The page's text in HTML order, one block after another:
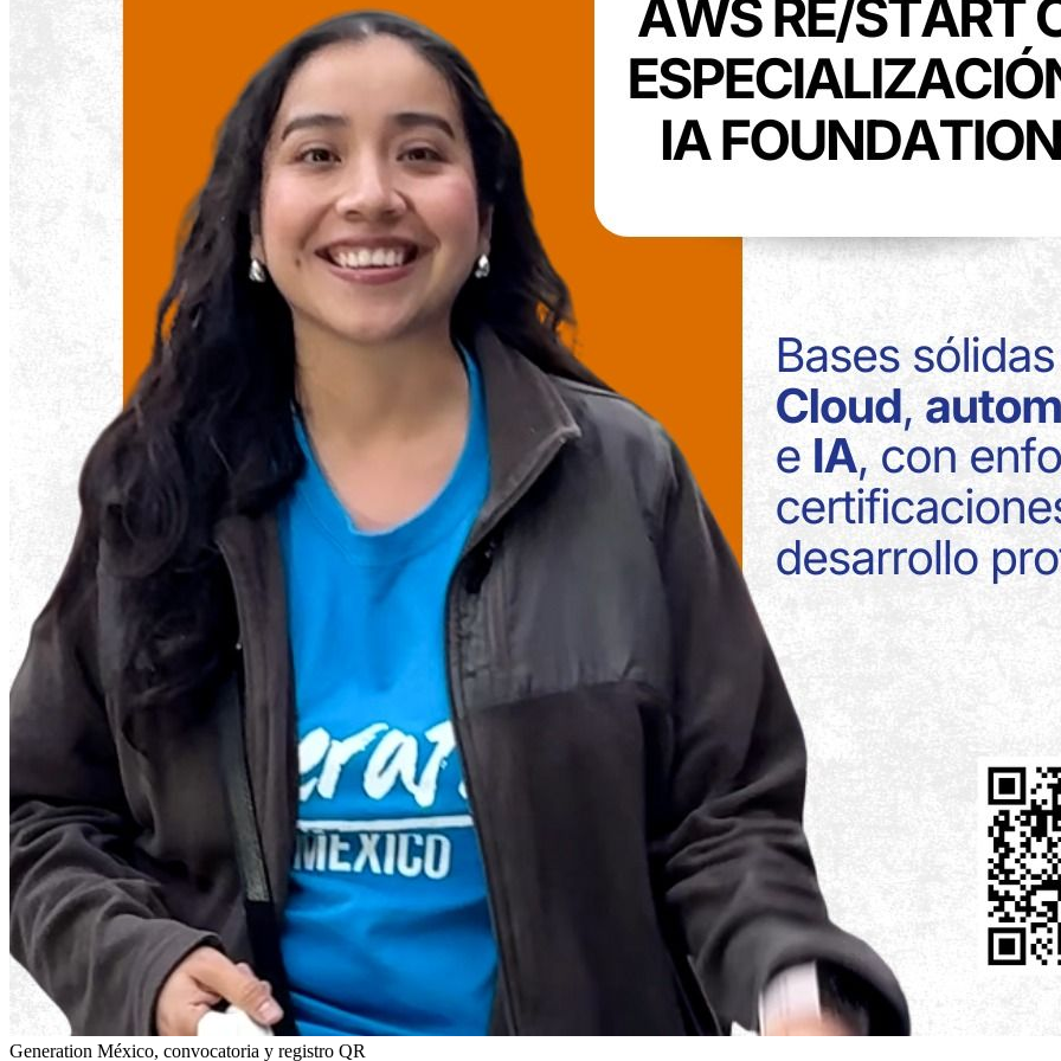
Generation México, convocatoria y registro QR